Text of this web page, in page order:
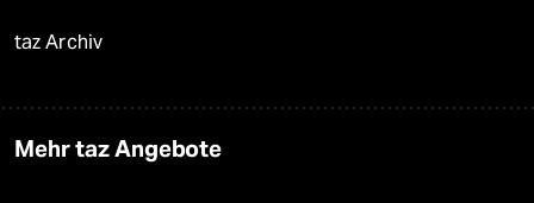
taz Archiv
Mehr taz Angebote